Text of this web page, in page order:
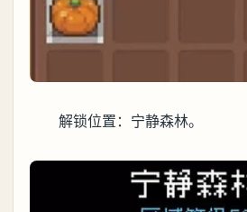
解锁位置：宁静森林。